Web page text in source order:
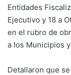
Entidades
Ejecutivo y 18 a
en el rubro de
a los Municipios
Detallaron que